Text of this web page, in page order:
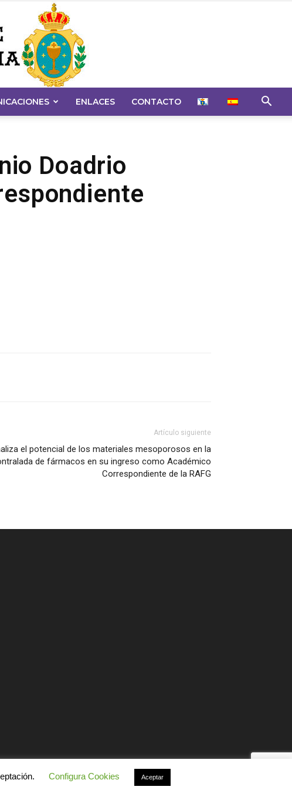
ENLACES CONTACTO
Doadrio
Artículo siguiente
el potencial de los materiales mesoporosos en la
de fármacos en su ingreso como Académico
Correspondiente de la RAFG
Contacto
Configura Cookies Aceptar